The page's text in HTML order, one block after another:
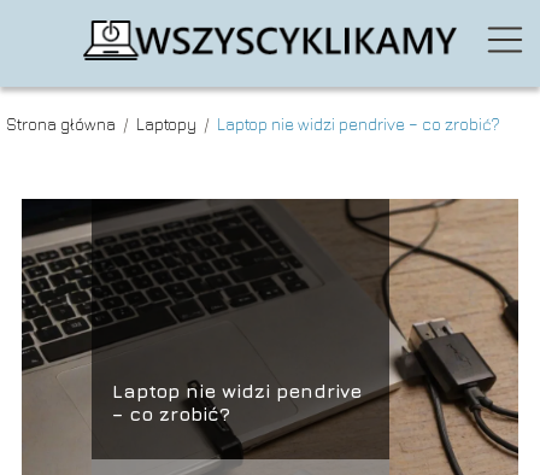
Strona główna / Laptopy / Laptop nie widzi pendrive – co zrobić?
Laptop nie widzi pendrive
– co zrobić?